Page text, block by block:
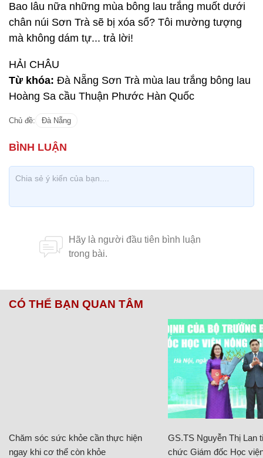
Bao lâu nữa những mùa bông lau trắng muốt dưới
chân núi Sơn Trà sẽ bị xóa sổ? Tôi mường tượng
mà không dám tự... trả lời!
HẢI CHÂU
Từ khóa: Đà Nẵng Sơn Trà mùa lau trắng bông lau
Hoàng Sa cầu Thuận Phước Hàn Quốc
Chủ đề: Đà Nẵng
CÓ THỂ BẠN QUAN TÂM
Chăm sóc sức khỏe cần thực hiện
ngay khi cơ thể còn khỏe
GS.TS Nguyễn Thị Lan
chức Giám đốc Học